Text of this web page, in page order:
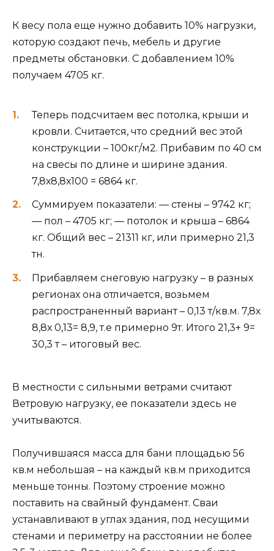
К весу пола еще нужно добавить 10% нагрузки,
которую создают печь, мебель и другие
предметы обстановки. С добавлением 10%
получаем 4705 кг.
Теперь подсчитаем вес потолка, крыши и
кровли. Считается, что средний вес этой
конструкции – 100кг/м2. Прибавим по 40 см
на свесы по длине и ширине здания.
7,8х8,8х100 = 6864 кг.
Суммируем показатели: — стены – 9742 кг;
— пол – 4705 кг; — потолок и крыша – 6864
кг. Общий вес – 21311 кг, или примерно 21,3
тн.
Прибавляем снеговую нагрузку – в разных
регионах она отличается, возьмем
распространенный вариант – 0,13 т/кв.м. 7,8х
8,8х 0,13= 8,9, т.е примерно 9т. Итого 21,3+ 9=
30,3 т – итоговый вес.
В местности с сильными ветрами считают
Ветровую нагрузку, ее показатели здесь не
учитываются.
Получившаяся масса для бани площадью 56
кв.м небольшая – на каждый кв.м приходится
меньше тонны. Поэтому строение можно
поставить на свайный фундамент. Сваи
устанавливают в углах здания, под несущими
стенами и периметру на расстоянии не более